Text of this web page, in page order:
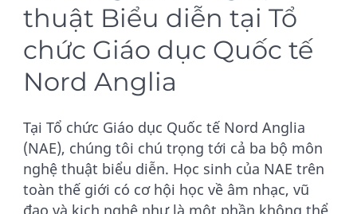
thuật Biểu diễn tại Tổ
chức Giáo dục Quốc tế
Nord Anglia
Tại Tổ chức Giáo dục Quốc tế Nord Anglia
(NAE), chúng tôi chú trọng tới cả ba bộ môn
nghệ thuật biểu diễn. Học sinh của NAE trên
toàn thế giới có cơ hội học về âm nhạc, vũ
đạo và kịch nghệ như là một phần không thể